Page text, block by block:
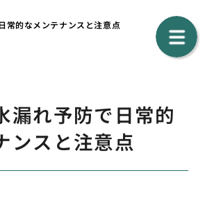
常的なメンテナンスと注意点
漏れ予防で日常的
ンスと注意点